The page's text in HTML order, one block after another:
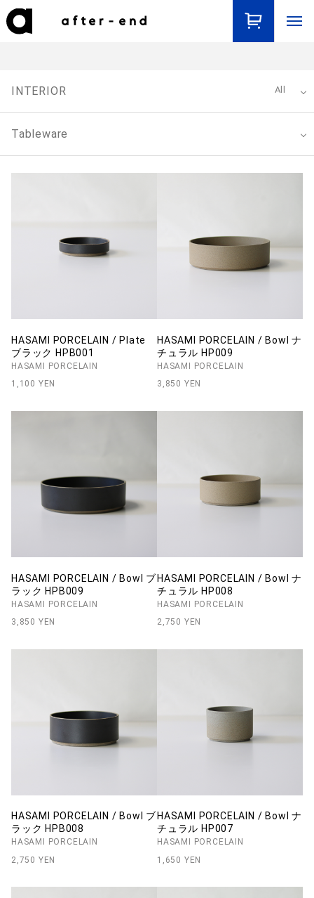
INTERIOR All
Tableware
HASAMI PORCELAIN / Plate
ブラック HPB001
HASAMI PORCELAIN
1,100 YEN
HASAMI PORCELAIN / Bowl ナ
チュラル HP009
HASAMI PORCELAIN
3,850 YEN
HASAMI PORCELAIN / Bowl ブ
ラック HPB009
HASAMI PORCELAIN
3,850 YEN
HASAMI PORCELAIN / Bowl ナ
チュラル HP008
HASAMI PORCELAIN
2,750 YEN
HASAMI PORCELAIN / Bowl ブ
ラック HPB008
HASAMI PORCELAIN
2,750 YEN
HASAMI PORCELAIN / Bowl ナ
チュラル HP007
HASAMI PORCELAIN
1,650 YEN